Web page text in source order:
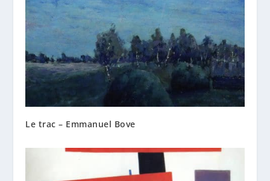
Le trac – Emmanuel Bove